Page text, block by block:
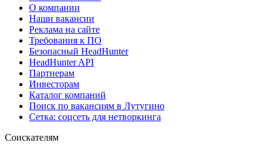
О компании
Наши вакансии
Реклама на сайте
Требования к ПО
Безопасный HeadHunter
HeadHunter API
Партнерам
Инвесторам
Каталог компаний
Поиск по вакансиям в Лутугино
Сетка: соцсеть для нетворкинга
Соискателям